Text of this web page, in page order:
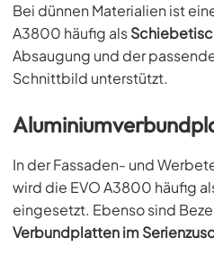
Bei dünnen Materialien ist
A3800 häufig als
Absaugung und der
Schnittbild unterstützt.
In der Fassaden- und
wird die EVO A3800 häufig
eingesetzt. Ebenso sind
Verbundplatten im